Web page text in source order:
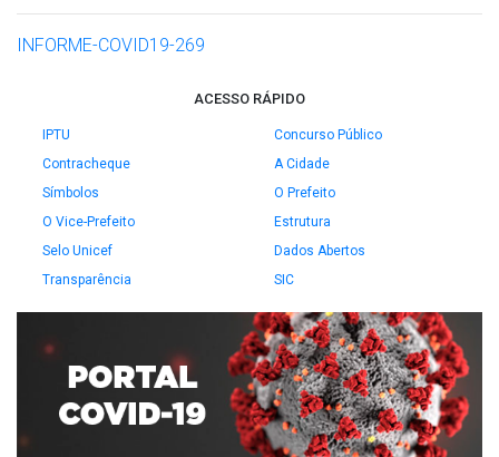
INFORME-COVID19-269
ACESSO RÁPIDO
IPTU
Concurso Público
Contracheque
A Cidade
Símbolos
O Prefeito
O Vice-Prefeito
Estrutura
Selo Unicef
Dados Abertos
Transparência
SIC